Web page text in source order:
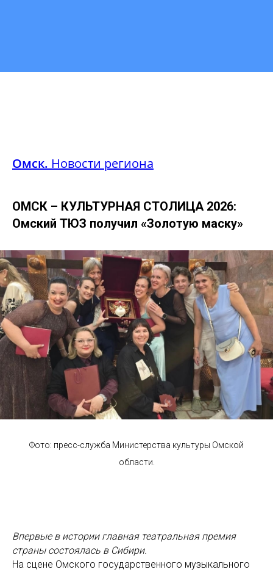
Омск. Новости региона
ОМСК – КУЛЬТУРНАЯ СТОЛИЦА 2026:
Омский ТЮЗ получил «Золотую маску»
Фото: пресс-служба Министерства культуры Омской
области.
Впервые в истории главная театральная премия
страны состоялась в Сибири.
На сцене Омского государственного музыкального